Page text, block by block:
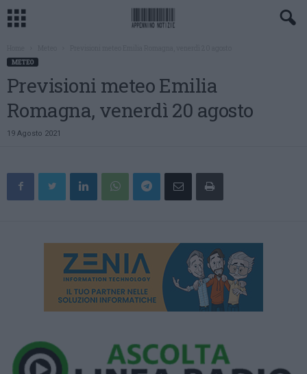
METEO
Previsioni meteo Emilia
Romagna, venerdì 20 agosto
19 Agosto 2021